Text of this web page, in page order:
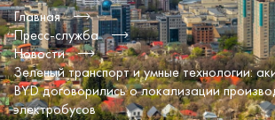
Главная
Пресс-служба
Новости
Зеленый транспорт и умные технологии:
BYD договорились о локализации
электробусов